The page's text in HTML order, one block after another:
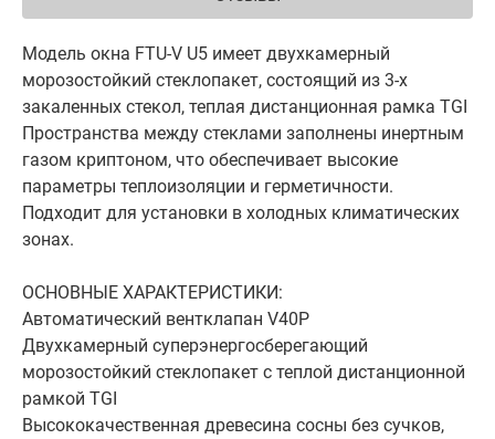
Модель окна FTU-V U5 имеет двухкамерный
морозостойкий стеклопакет, состоящий из 3-х
закаленных стекол, теплая дистанционная рамка TGI
Пространства между стеклами заполнены инертным
газом криптоном, что обеспечивает высокие
параметры теплоизоляции и герметичности.
Подходит для установки в холодных климатических
зонах.
ОСНОВНЫЕ ХАРАКТЕРИСТИКИ:
Автоматический вентклапан V40P
Двухкамерный суперэнергосберегающий
морозостойкий стеклопакет с теплой дистанционной
рамкой TGI
Высококачественная древесина сосны без сучков,